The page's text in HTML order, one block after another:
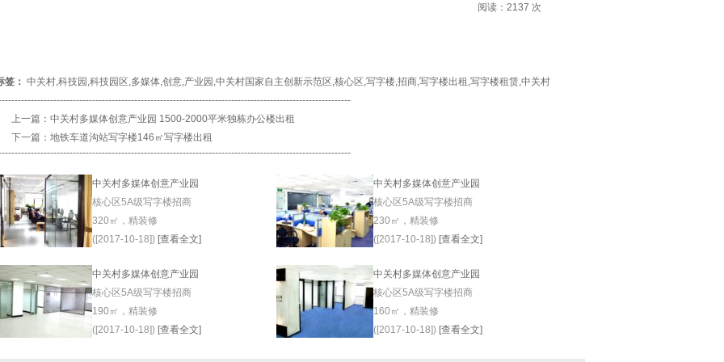
阅读： 2137 次
签： 中关村,科技园 ,科技园区,多媒体,创意,产业园 ,中关村国家自主创新示范区,核心区,写字楼,招商,写字楼出租 ,写字楼租赁,中关村
上一篇： 中关村多媒体创意产业园 1500-2000平米独栋办公楼出租
下一篇： 地铁车道沟站写字楼146㎡写字楼出租
中关村多媒体创意产业园
核心区5A级写字楼招商
320㎡，精装修
([2017-10-18]) [查看全文]
中关村多媒体创意产业园
核心区5A级写字楼招商
230㎡，精装修
([2017-10-18]) [查看全文]
中关村多媒体创意产业园
核心区5A级写字楼招商
190㎡，精装修
([2017-10-18]) [查看全文]
中关村多媒体创意产业园
核心区5A级写字楼招商
160㎡，精装修
([2017-10-18]) [查看全文]